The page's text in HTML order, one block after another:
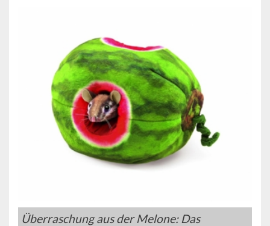
Überraschung aus der Melone: Das